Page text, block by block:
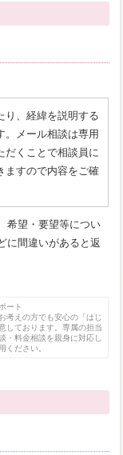
り、経緯を説明する
。メール相談は専用
だくことで相談員に
ますので内容をご確
希望・要望等につい
に間違いがあると返
ート
考えの方でも安心の「はじ
しております。専属の担当
・料金相談を親身に対応し
ください。